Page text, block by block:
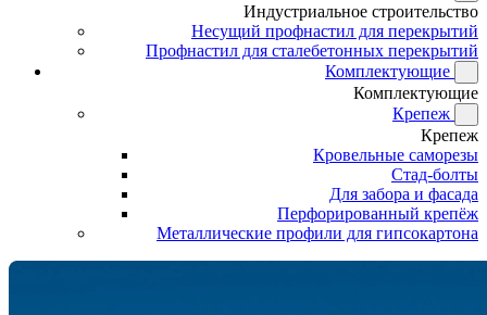
Индустриальное строительство
Несущий профнастил для перекрытий
Профнастил для сталебетонных перекрытий
Комплектующие
Комплектующие
Крепеж
Крепеж
Кровельные саморезы
Стад-болты
Для забора и фасада
Перфорированный крепёж
Металлические профили для гипсокартона